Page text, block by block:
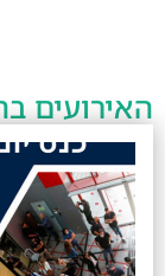
האירועים